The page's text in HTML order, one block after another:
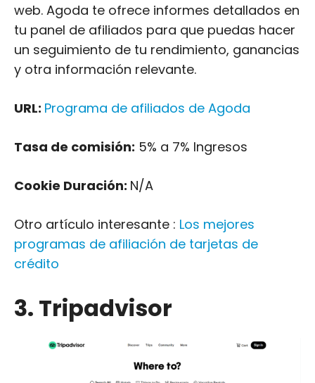
web. Agoda te ofrece informes detallados en
tu panel de afiliados para que puedas hacer
un seguimiento de tu rendimiento, ganancias
y otra información relevante.
URL: Programa de afiliados de Agoda
Tasa de comisión: 5% a 7% Ingresos
Cookie Duración: N/A
Otro artículo interesante : Los mejores
programas de afiliación de tarjetas de
crédito
3. Tripadvisor